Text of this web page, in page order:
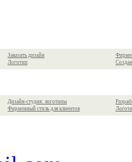
Заказать дизайн
Логотип
Дизайн-студия: логотипы
Фирменный стиль для клиентов